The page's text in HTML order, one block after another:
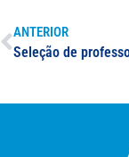
ANTERIOR